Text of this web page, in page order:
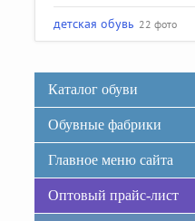
детская обувь 22 фото
Каталог обуви
Обувные фабрики
Главное меню сайта
Оптовый прайс-лист